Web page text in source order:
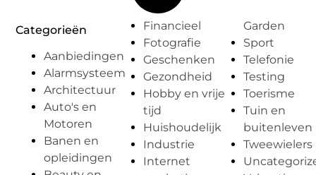
Categorieën
Aanbiedingen
Alarmsysteem
Architectuur
Auto's en
Motoren
Banen en
opleidingen
Financieel
Fotografie
Geschenken
Gezondheid
Hobby en vrije
tijd
Huishoudelijk
Industrie
Internet
Garden
Sport
Telefonie
Testing
Toerisme
Tuin en
buitenleven
Tweewielers